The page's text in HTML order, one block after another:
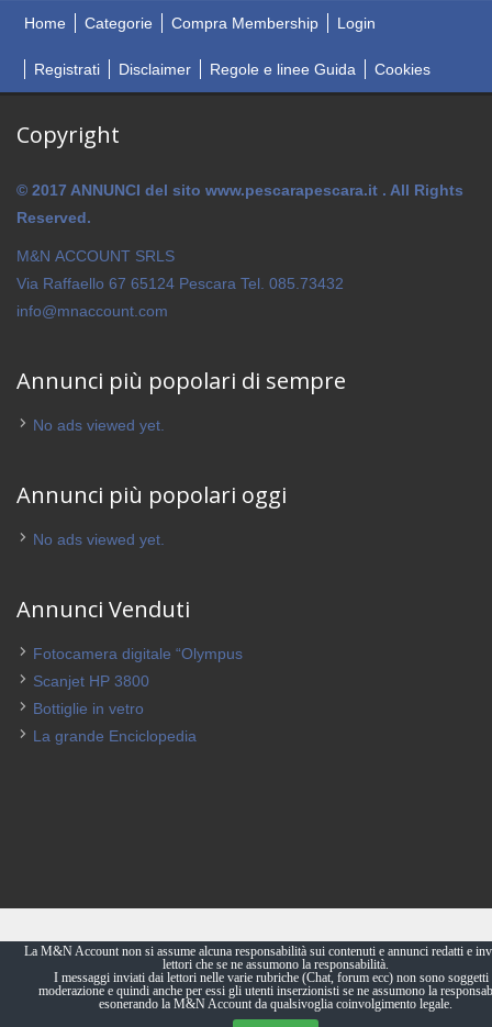
Home Categorie Compra Membership Login
Registrati Disclaimer Regole e linee Guida Cookies
Copyright
© 2017 ANNUNCI del sito www.pescarapescara.it . All Rights
Reserved.
M&N ACCOUNT SRLS
Via Raffaello 67 65124 Pescara Tel. 085.73432
info@mnaccount.com
Annunci più popolari di sempre
No ads viewed yet.
Annunci più popolari oggi
No ads viewed yet.
Annunci Venduti
Fotocamera digitale “Olympus
Scanjet HP 3800
Bottiglie in vetro
La grande Enciclopedia
La M&N Account non si assume alcuna responsabilità sui contenuti e annunci redatti e
lettori che se ne assumono la responsabilità.
I messaggi inviati dai lettori nelle varie rubriche (Chat, forum ecc) non sono soggetti
moderazione e quindi anche per essi gli utenti inserzionisti se ne assumono la
esonerando la M&N Account da qualsivoglia coinvolgimento legale.